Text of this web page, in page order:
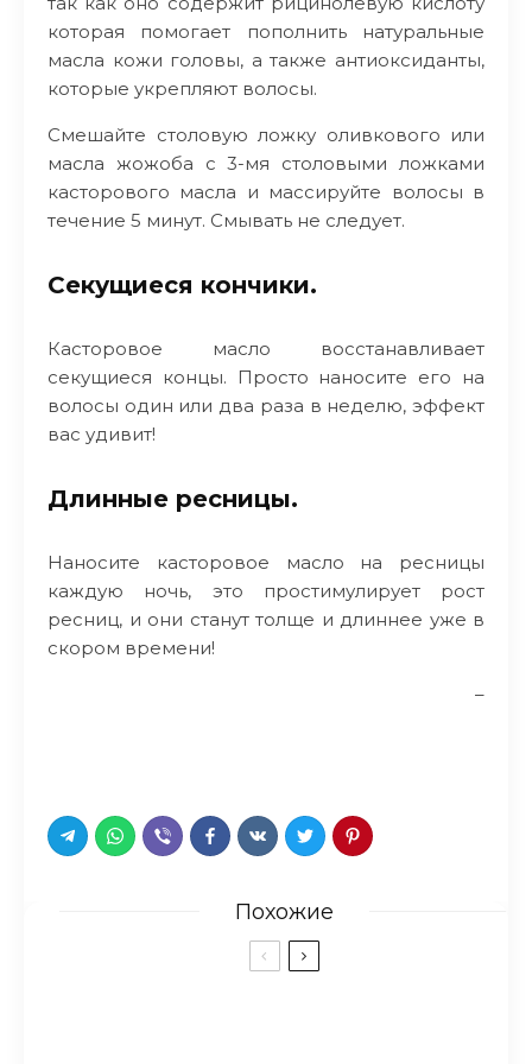
которая помогает пополнить натуральные
масла кожи головы, а также антиоксиданты,
которые укрепляют волосы.
Смешайте столовую ложку оливкового или
масла жожоба с 3-мя столовыми ложками
касторового масла и массируйте волосы в
течение 5 минут. Смывать не следует.
Секущиеся кончики.
Касторовое масло восстанавливает
секущиеся концы. Просто наносите его на
волосы один или два раза в неделю, эффект
вас удивит!
Длинные ресницы.
Наносите касторовое масло на ресницы
каждую ночь, это простимулирует рост
ресниц, и они станут толще и длиннее уже в
скором времени!
–
Похожие